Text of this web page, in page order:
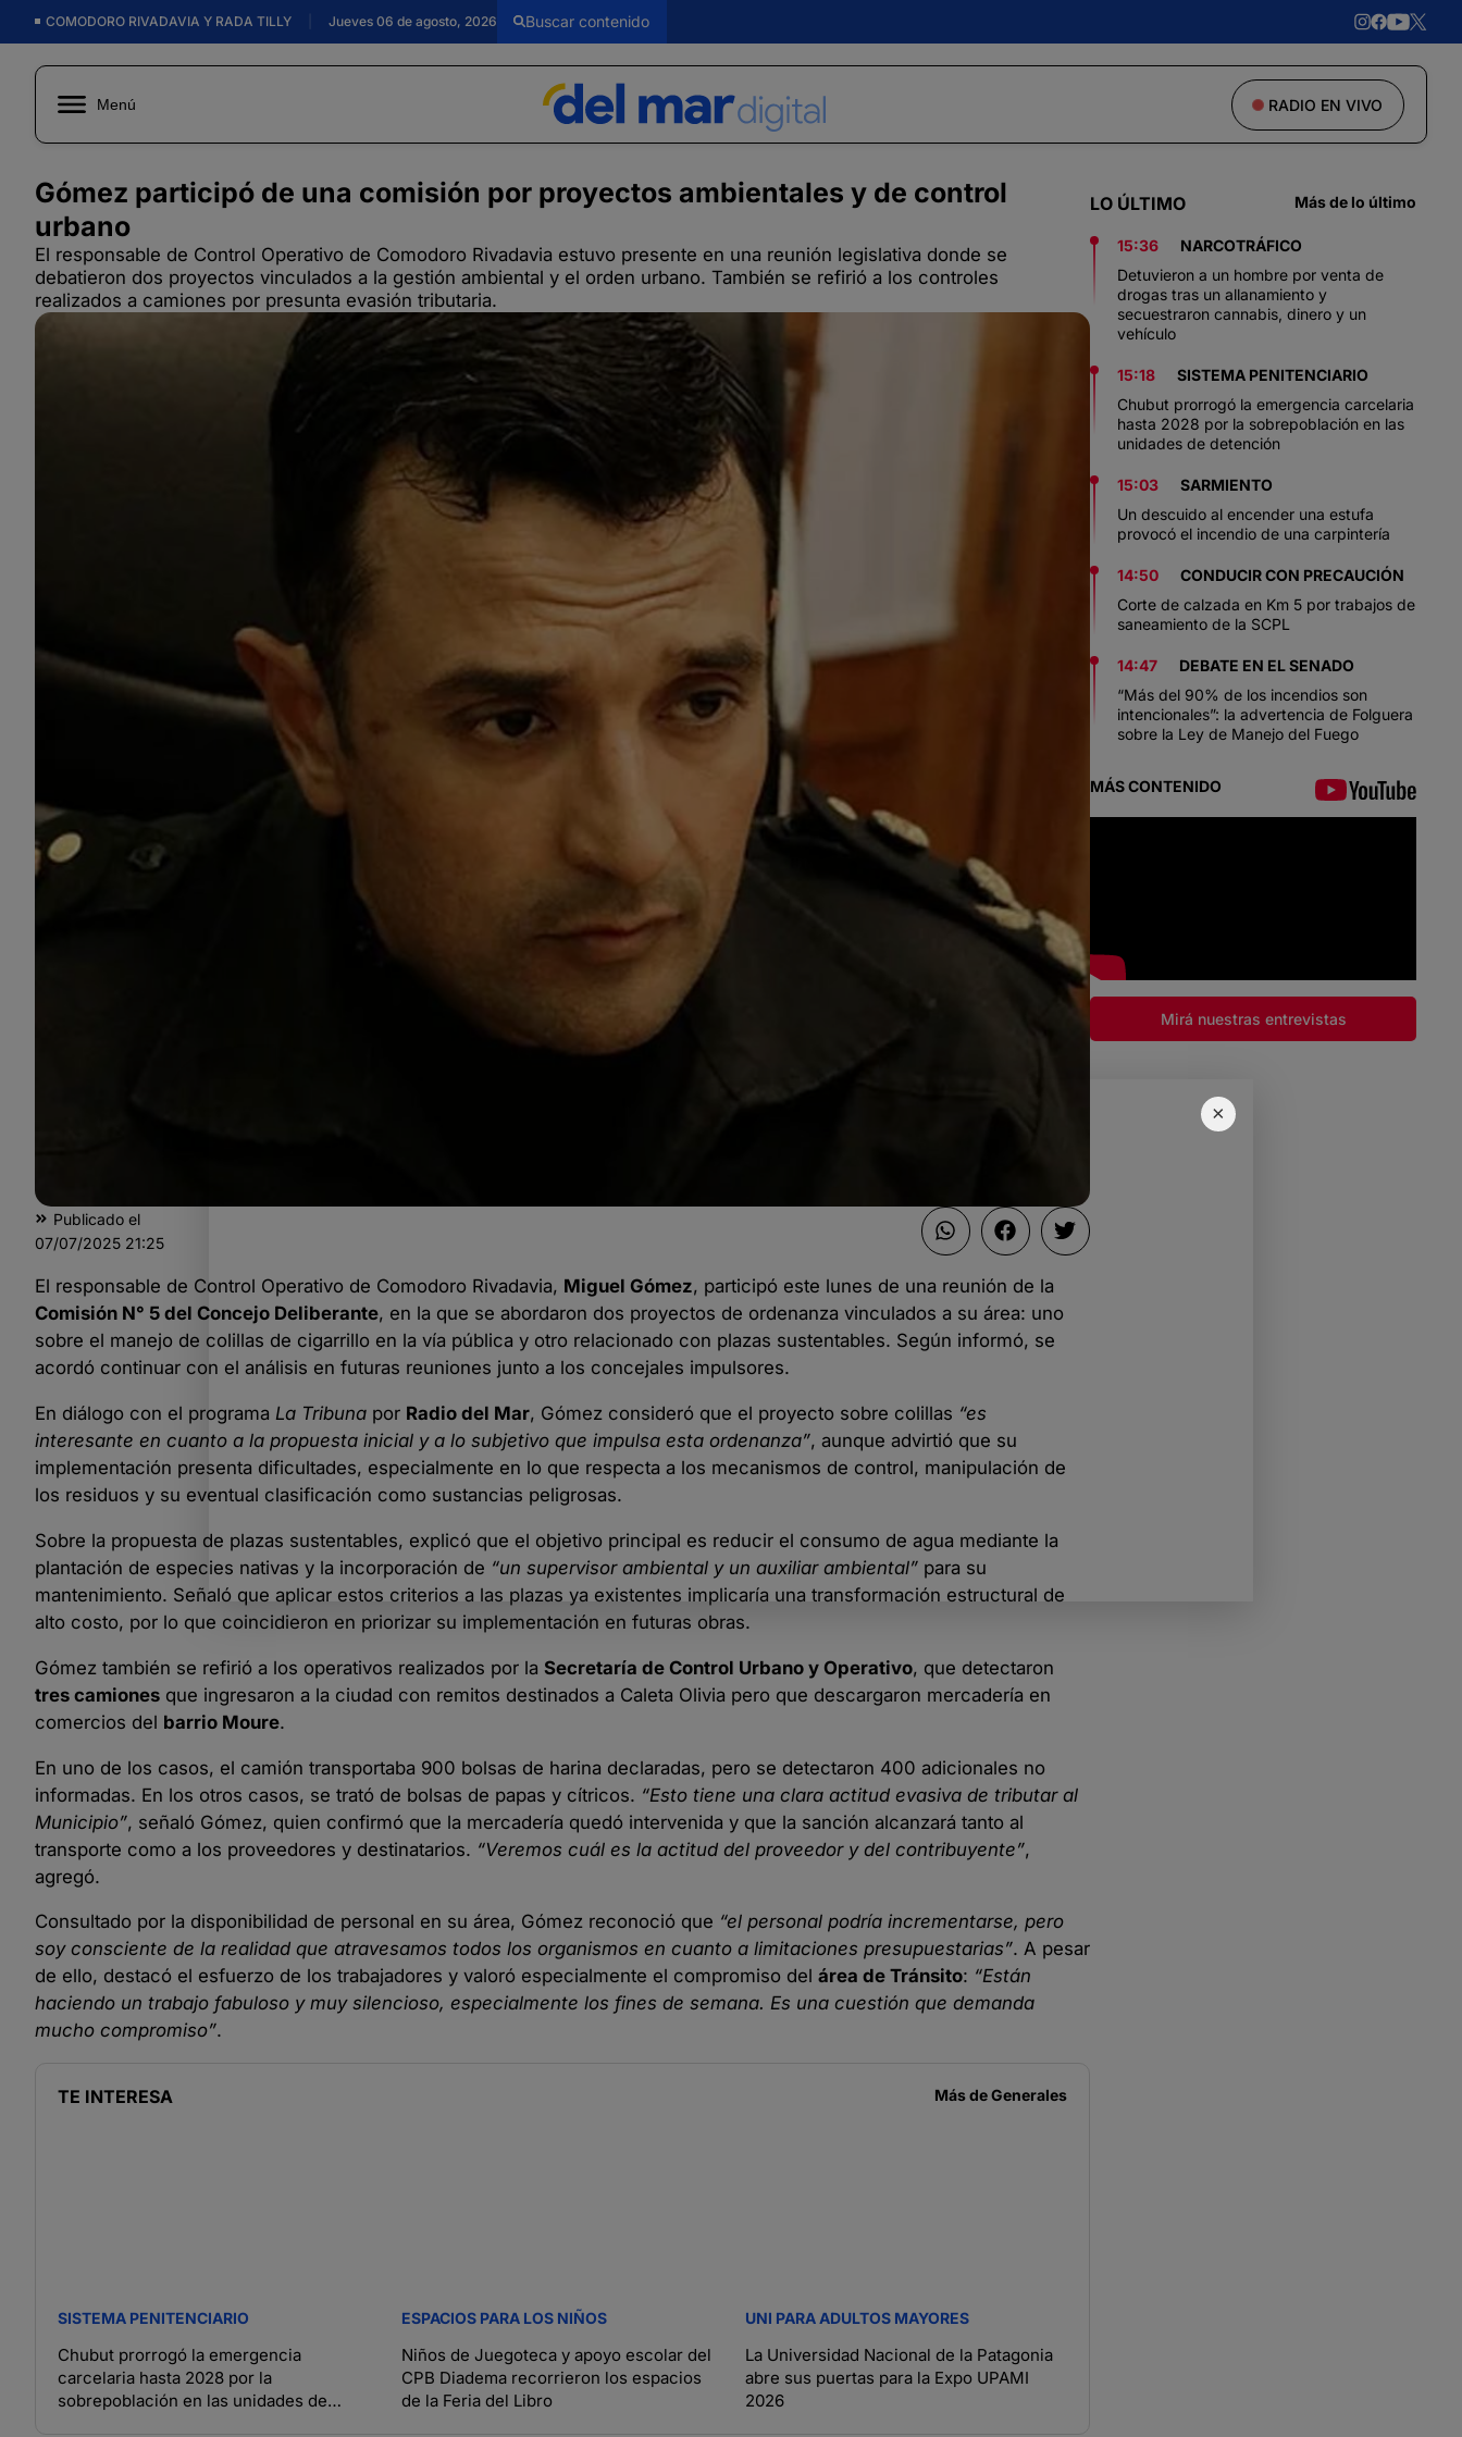
COMODORO RIVADAVIA Y RADA TILLY Jueves 06 de agosto, 2026
Menú RADIO EN VIVO
×
Gómez participó de una comisión por proyectos ambientales y de control
urbano
El responsable de Control Operativo de Comodoro Rivadavia estuvo presente en una reunión legislativa donde se
debatieron dos proyectos vinculados a la gestión ambiental y el orden urbano. También se refirió a los controles
realizados a camiones por presunta evasión tributaria.
Publicado el
07/07/2025 21:25
El responsable de Control Operativo de Comodoro Rivadavia, Miguel Gómez, participó este lunes de una reunión de la
Comisión N° 5 del Concejo Deliberante, en la que se abordaron dos proyectos de ordenanza vinculados a su área: uno
sobre el manejo de colillas de cigarrillo en la vía pública y otro relacionado con plazas sustentables. Según informó, se
acordó continuar con el análisis en futuras reuniones junto a los concejales impulsores.
En diálogo con el programa La Tribuna por Radio del Mar, Gómez consideró que el proyecto sobre colillas “es
interesante en cuanto a la propuesta inicial y a lo subjetivo que impulsa esta ordenanza”, aunque advirtió que su
implementación presenta dificultades, especialmente en lo que respecta a los mecanismos de control, manipulación de
los residuos y su eventual clasificación como sustancias peligrosas.
Sobre la propuesta de plazas sustentables, explicó que el objetivo principal es reducir el consumo de agua mediante la
plantación de especies nativas y la incorporación de “un supervisor ambiental y un auxiliar ambiental” para su
mantenimiento. Señaló que aplicar estos criterios a las plazas ya existentes implicaría una transformación estructural de
alto costo, por lo que coincidieron en priorizar su implementación en futuras obras.
Gómez también se refirió a los operativos realizados por la Secretaría de Control Urbano y Operativo, que detectaron
tres camiones que ingresaron a la ciudad con remitos destinados a Caleta Olivia pero que descargaron mercadería en
comercios del barrio Moure.
En uno de los casos, el camión transportaba 900 bolsas de harina declaradas, pero se detectaron 400 adicionales no
informadas. En los otros casos, se trató de bolsas de papas y cítricos. “Esto tiene una clara actitud evasiva de tributar al
Municipio”, señaló Gómez, quien confirmó que la mercadería quedó intervenida y que la sanción alcanzará tanto al
transporte como a los proveedores y destinatarios. “Veremos cuál es la actitud del proveedor y del contribuyente”,
agregó.
Consultado por la disponibilidad de personal en su área, Gómez reconoció que “el personal podría incrementarse, pero
soy consciente de la realidad que atravesamos todos los organismos en cuanto a limitaciones presupuestarias”. A pesar
de ello, destacó el esfuerzo de los trabajadores y valoró especialmente el compromiso del área de Tránsito: “Están
haciendo un trabajo fabuloso y muy silencioso, especialmente los fines de semana. Es una cuestión que demanda
mucho compromiso”.
TE INTERESA Más deGenerales
SISTEMA PENITENCIARIO
Chubut prorrogó la emergencia
carcelaria hasta 2028 por la
sobrepoblación en las unidades de
ESPACIOS PARA LOS NIÑOS
Niños de Juegoteca y apoyo escolar del
CPB Diadema recorrieron los espacios
de la Feria del Libro
UNI PARA ADULTOS MAYORES
La Universidad Nacional de la Patagonia
abre sus puertas para la Expo UPAMI
2026
LO ÚLTIMO Más de lo último
15:36
NARCOTRÁFICO
Detuvieron a un hombre por venta de
drogas tras un allanamiento y
secuestraron cannabis, dinero y un
vehículo
15:18
SISTEMA PENITENCIARIO
Chubut prorrogó la emergencia carcelaria
hasta 2028 por la sobrepoblación en las
unidades de detención
15:03
SARMIENTO
Un descuido al encender una estufa
provocó el incendio de una carpintería
14:50
CONDUCIR CON PRECAUCIÓN
Corte de calzada en Km 5 por trabajos de
saneamiento de la SCPL
14:47
DEBATE EN EL SENADO
“Más del 90% de los incendios son
intencionales”: la advertencia de Folguera
sobre la Ley de Manejo del Fuego
MÁS CONTENIDO
Mirá nuestras entrevistas